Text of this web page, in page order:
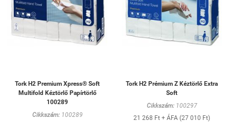
Tork H2 Premium Xpress® Soft
Multifold Kéztörlő Papírtörlő
100289
Cikkszám:100289
Tork H2 Prémium Z Kéztörlő Extra
Soft
Cikkszám:100297
21 268 Ft + ÁFA (27 010 Ft)